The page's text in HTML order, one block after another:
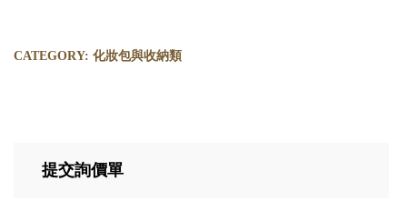
CATEGORY: 化妝包與收納類
提交詢價單